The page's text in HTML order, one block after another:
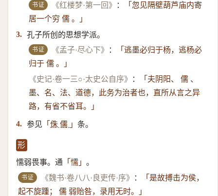
书证 《红楼梦·第一回》 ：
「忽见隔壁葫芦庙内寄
居一个穷 儒 。」
3. 孔子所创的思想学派。
书证 《孟子·尽心下》 ：
「逃墨必归于杨，逃杨必
归于 儒 。」
《史记·卷一三○·太史公自序》
：
「夫阴阳、 儒 、
墨、名、法、道德，此务为治者也，直所从言之异
路，有省不省耳。」
4. 参见 「 侏 儒 」 条。
形
懦弱畏事。通 「懦」 。
书证 《魏书·卷八八·良吏传·序》 ：
「是故搏击为侯，
起不旋踵； 儒 弱贻咎，录用无时。」